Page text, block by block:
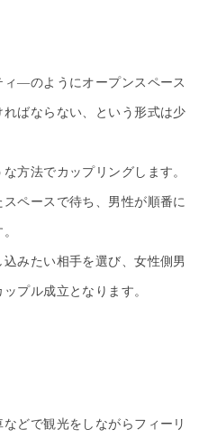
―のようにオープンスペース
ばならない、という形式は少
方法でカップリングします。
ペースで待ち、男性が順番に
みたい相手を選び、女性側男
プル成立となります。
どで観光をしながらフィーリ